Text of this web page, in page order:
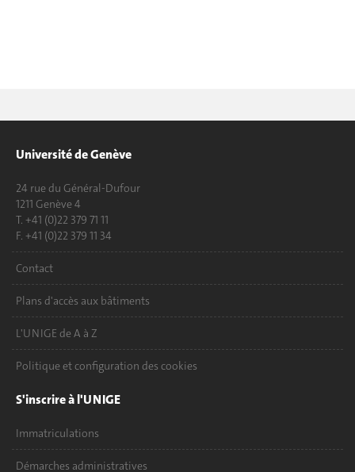
Université de Genève
24 rue du Général-Dufour
1211 Genève 4
T. +41 (0)22 379 71 11
F. +41 (0)22 379 11 34
Contact
Plans d'accès aux bâtiments
L'UNIGE de A à Z
Politique et configuration des cookies
S'inscrire à l'UNIGE
Immatriculations
Démarches administratives